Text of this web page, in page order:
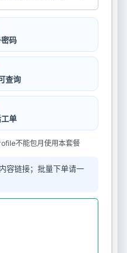
码
查询
单
不能包月使用本套餐
容链接；批量下单请一